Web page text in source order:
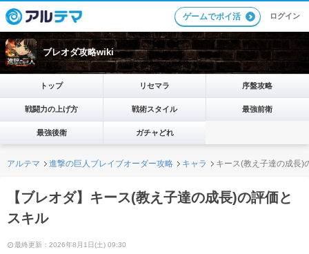
ゲームでポイ活 ログイン
ブレオダ攻略wiki
トップ リセマラ 序盤攻略
戦闘力の上げ方 戦術スタイル 最強前衛
最強後衛 ガチャどれ
アルテマ 進撃の巨人ブレイブオーダー攻略 キャラ キース(教え子達の成長)
【ブレオダ】キース(教え子達の成長)の評価と
スキル
最終更新：2026年8月1日(土) 09:30